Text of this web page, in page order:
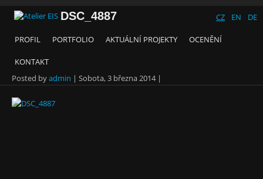
CZ EN DE
PROFIL PORTFOLIO AKTUÁLNÍ PROJEKTY OCENĚNÍ
KONTAKT
DSC_4887
Posted byadmin | Sobota, 3 března 2014|